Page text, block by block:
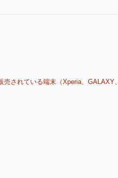
されている端末（Xperia、GALAXY、